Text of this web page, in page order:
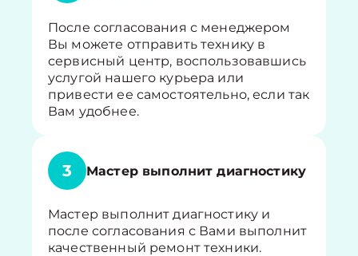
После согласования с менеджером
Вы можете отправить технику в
сервисный центр, воспользовавшись
услугой нашего курьера или
привести ее самостоятельно, если так
Вам удобнее.
3 Мастер выполнит диагностику
Мастер выполнит диагностику и
после согласования с Вами выполнит
качественный ремонт техники.